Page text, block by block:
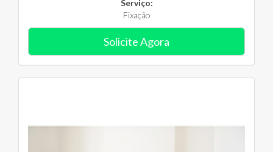
Serviço:
Fixação
Solicite Agora